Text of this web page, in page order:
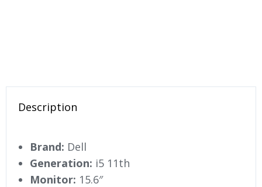
Description
Brand: Dell
Generation: i5 11th
Monitor: 15.6″